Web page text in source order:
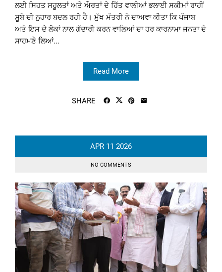
ਲਈ ਸਿਹਤ ਸਹੂਲਤਾਂ ਅਤੇ ਔਰਤਾਂ ਦੇ ਹਿੱਤ ਵਾਲੀਆਂ ਭਲਾਈ ਸਕੀਮਾਂ ਰਾਹੀਂ
ਸੂਬੇ ਦੀ ਨੁਹਾਰ ਬਦਲ ਰਹੀ ਹੈ। ਮੁੱਖ ਮੰਤਰੀ ਨੇ ਦਾਅਵਾ ਕੀਤਾ ਕਿ ਪੰਜਾਬ
ਅਤੇ ਇਸ ਦੇ ਲੋਕਾਂ ਨਾਲ ਗੱਦਾਰੀ ਕਰਨ ਵਾਲਿਆਂ ਦਾ ਹਰ ਕਾਰਨਾਮਾ ਜਨਤਾ ਦੇ
ਸਾਹਮਣੇ ਲਿਆਂ...
Read More
SHARE
APR 11 2026
NO COMMENTS